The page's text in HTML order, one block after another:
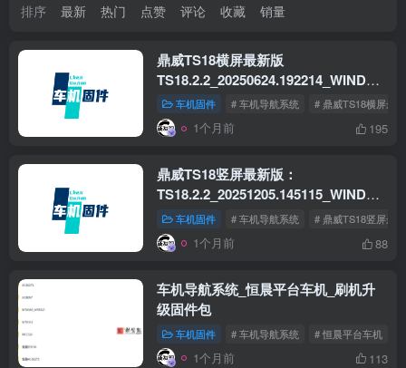
排序 最新 热门 点赞 评论 收藏 销量
鼎威TS18横屏最新版
TS18.2.2_20250624.192214_WINDOW-
AUTOUI
车机固件 # 车机导航系统 # 鼎威TS18横屏最
1个月前 195
鼎威TS18竖屏最新版：
TS18.2.2_20251205.145115_WINDOW-
AUTOUI-V2
车机固件 # 车机导航系统 # 鼎威TS18竖屏最
1个月前 88
车机导航系统_恒晨平台车机_刷机升
级固件包
车机固件 # 车机导航系统 # 恒晨平台车机
1个月前 113